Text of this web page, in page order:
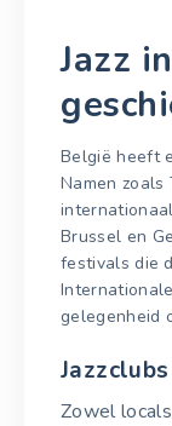
Jazz
België heeft
Namen
Brussel en
festivals die
gelegenheid
Zowel